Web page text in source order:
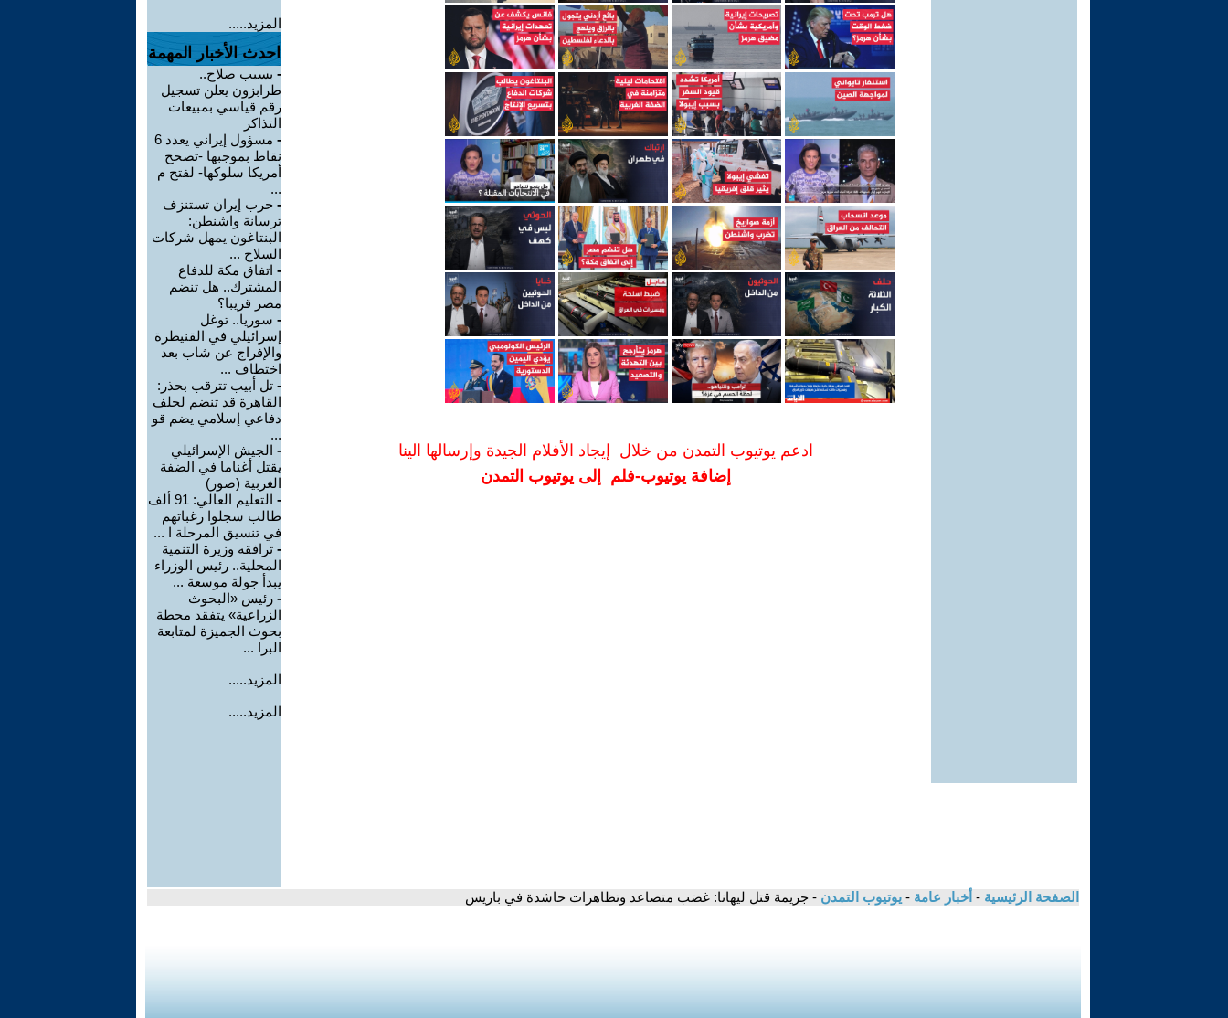
ادعم يوتيوب التمدن من خلال إيجاد الأفلام الجيدة وإرسالها الينا
إضافة يوتيوب-فلم إلى يوتيوب التمدن
المزيد.....
احدث الأخبار المهمة
- بسبب صلاح..
طرابزون يعلن تسجيل
رقم قياسي بمبيعات
التذاكر
-
مسؤول إيراني يعدد 6
نقاط بموجبها -تصحح
أمريكا سلوكها- لفتح م
...
- حرب إيران تستنزف
ترسانة واشنطن:
البنتاغون يمهل شركات
السلاح ...
- اتفاق مكة للدفاع
المشترك.. هل تنضم
مصر قريبا؟
- سوريا.. توغل
إسرائيلي في القنيطرة
والإفراج عن شاب بعد
اختطاف ...
- تل أبيب تترقب بحذر:
القاهرة قد تنضم لحلف
دفاعي إسلامي يضم قو
...
- الجيش الإسرائيلي
يقتل أغناما في الضفة
الغربية (صور)
-
التعليم العالي: 91 ألف
طالب سجلوا رغباتهم
في تنسيق المرحلة ا ...
- ترافقه وزيرة التنمية
المحلية.. رئيس الوزراء
يبدأ جولة موسعة ...
- رئيس «البحوث
الزراعية» يتفقد محطة
بحوث الجميزة لمتابعة
البرا ...
المزيد.....
المزيد.....
الصفحة الرئيسية - أخبار عامة - يوتيوب التمدن - جريمة قتل ليهانا: غضب متصاعد وتظاهرات حاشدة في باريس